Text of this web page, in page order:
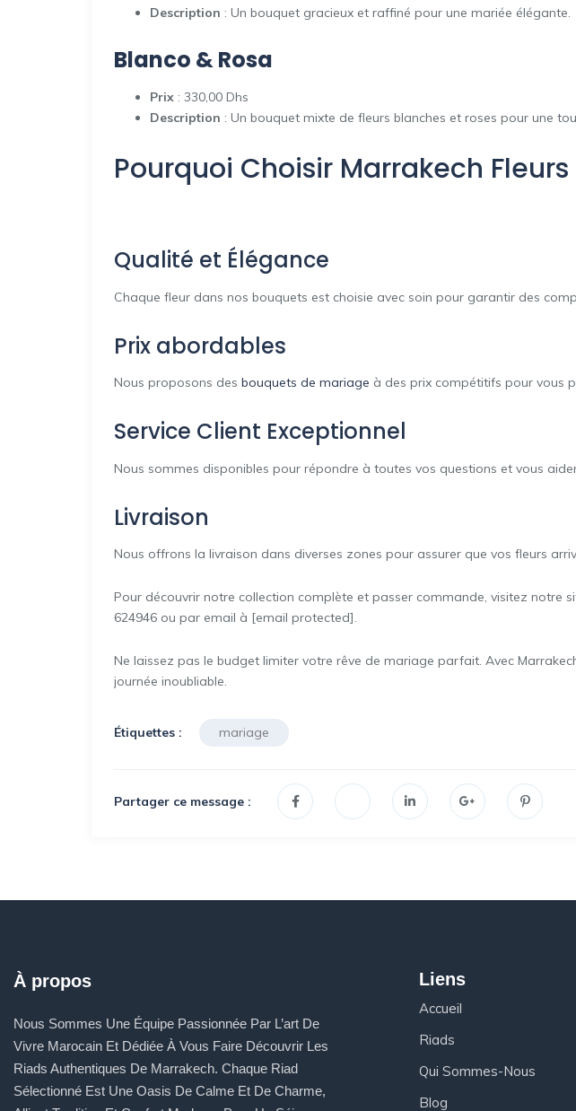
Description : Un bouquet gracieux et raffiné pour une mariée élégante.
Blanco & Rosa
Prix : 330,00 Dhs
Description : Un bouquet mixte de fleurs blanches et roses pour une
Pourquoi Choisir Marrakech Fleurs
Qualité et Élégance
Chaque fleur dans nos bouquets est choisie avec soin pour garantir des
Prix abordables
Nous proposons des bouquets de mariage à des prix compétitifs pour vous
Service Client Exceptionnel
Nous sommes disponibles pour répondre à toutes vos questions et vous
Livraison
Nous offrons la livraison dans diverses zones pour assurer que vos fleurs
Pour découvrir notre collection complète et passer commande, visitez notre
624946 ou par email à [email protected].
Ne laissez pas le budget limiter votre rêve de mariage parfait. Avec
journée inoubliable.
Étiquettes : mariage
Partager ce message :
À propos
Nous Sommes Une Équipe Passionnée Par L’art De
Vivre Marocain Et Dédiée À Vous Faire Découvrir Les
Riads Authentiques De Marrakech. Chaque Riad
Sélectionné Est Une Oasis De Calme Et De Charme,
Liens
Accueil
Riads
Qui Sommes-Nous
Blog